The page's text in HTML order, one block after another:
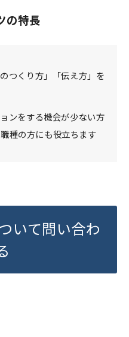
の特長
つくり方」「伝え方」を
ンをする機会が少ない方
種の方にも役立ちます
いて問い合わ